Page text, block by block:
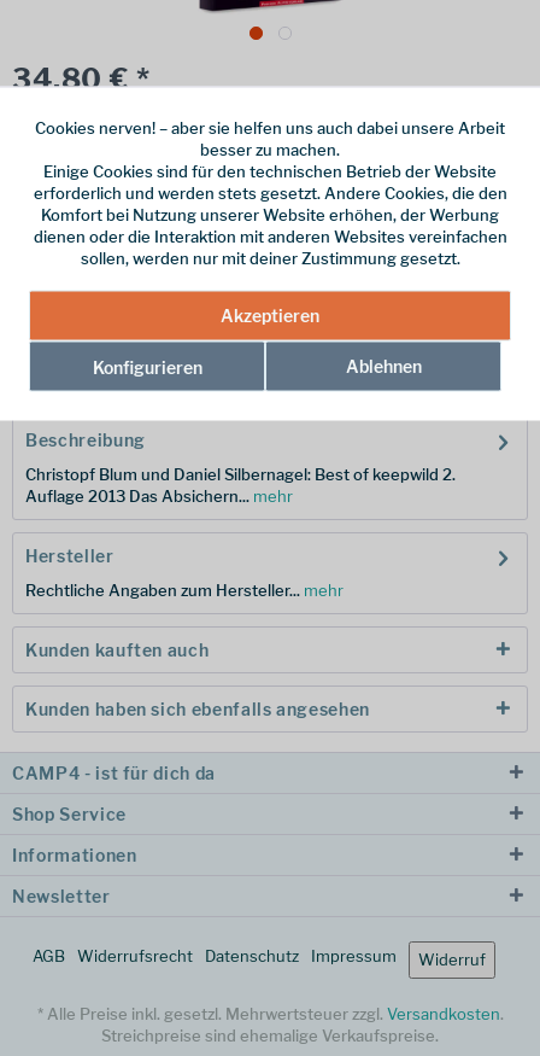
34,80 € *
Ladenabholung
vorrätig | Lieferzeit 1-3 Werktage
In denWarenkorb
Hersteller-Nr.: 978-3-95611-011-5
Beschreibung
Christopf Blum und Daniel Silbernagel: Best of keepwild 2.
Auflage 2013 Das Absichern... mehr
Hersteller
Rechtliche Angaben zum Hersteller... mehr
Kunden kauften auch
Kunden haben sich ebenfalls angesehen
CAMP4 - ist für dich da
Shop Service
Informationen
Newsletter
AGB Widerrufsrecht Datenschutz Impressum Widerruf
* Alle Preise inkl. gesetzl. Mehrwertsteuer zzgl. Versandkosten.
Streichpreise sind ehemalige Verkaufspreise.
Cookies nerven! – aber sie helfen uns auch dabei unsere Arbeit
besser zu machen.
Einige Cookies sind für den technischen Betrieb der Website
erforderlich und werden stets gesetzt. Andere Cookies, die den
Komfort bei Nutzung unserer Website erhöhen, der Werbung
dienen oder die Interaktion mit anderen Websites vereinfachen
sollen, werden nur mit deiner Zustimmung gesetzt.
Akzeptieren
Konfigurieren Ablehnen